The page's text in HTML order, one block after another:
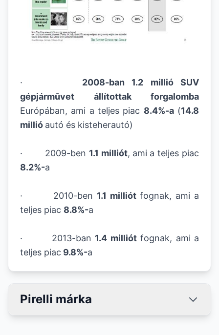
· 2008-ban 1.2 millió SUV
gépjármûvet állítottak forgalomba
Európában, ami a teljes piac 8.4%-a(14.8
millió autó és kisteherautó)
· 2009-ben 1.1 milliót, ami a teljes piac
8.2%-a
· 2010-ben 1.1 milliótfognak, ami a
teljes piac 8.8%-a
· 2013-ban 1.4 milliótfognak, ami a
teljes piac 9.8%-a
Pirelli márka